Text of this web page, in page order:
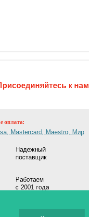
к нам
оплата:
Надежный
поставщик
Работаем
с 2001 года